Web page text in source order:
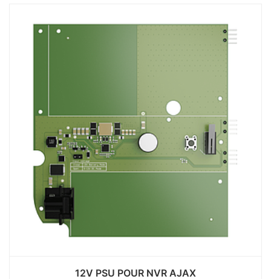
12V PSU POUR NVR AJAX